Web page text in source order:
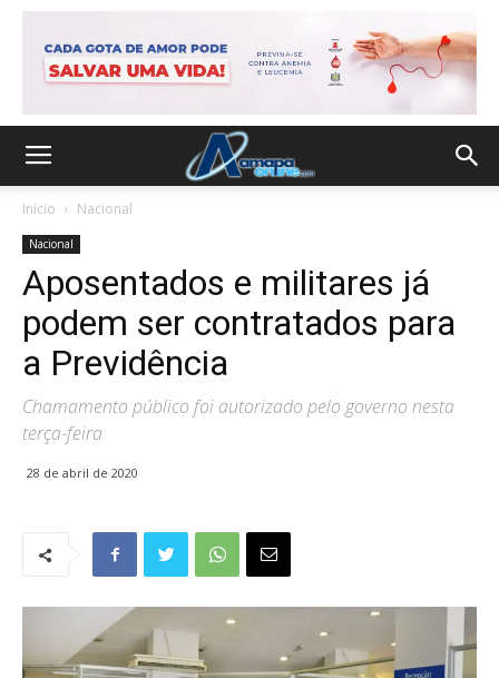
Início Nacional
Nacional
Aposentados e militares já
podem ser contratados para
a Previdência
Chamamento público foi autorizado pelo governo nesta
terça-feira
28 de abril de 2020